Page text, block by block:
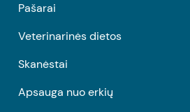
Pašarai
Veterinarinės dietos
Skanėstai
Apsauga nuo erkių